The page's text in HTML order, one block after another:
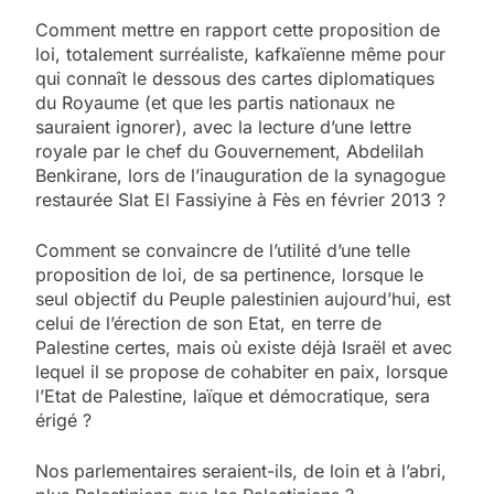
Comment mettre en rapport cette proposition de
loi, totalement surréaliste, kafkaïenne même pour
qui connaît le dessous des cartes diplomatiques
du Royaume (et que les partis nationaux ne
sauraient ignorer), avec la lecture d’une lettre
royale par le chef du Gouvernement, Abdelilah
Benkirane, lors de l’inauguration de la synagogue
restaurée Slat El Fassiyine à Fès en février 2013 ?
Comment se convaincre de l’utilité d’une telle
proposition de loi, de sa pertinence, lorsque le
seul objectif du Peuple palestinien aujourd’hui, est
celui de l’érection de son Etat, en terre de
Palestine certes, mais où existe déjà Israël et avec
lequel il se propose de cohabiter en paix, lorsque
l’Etat de Palestine, laïque et démocratique, sera
érigé ?
Nos parlementaires seraient-ils, de loin et à l’abri,